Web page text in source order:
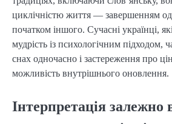
циклічністю життя — завершенням
початком іншого. Сучасні українці,
мудрість із психологічним підходом,
снах одночасно і застереження про
можливість внутрішнього оновлення.
Інтерпретація залежно